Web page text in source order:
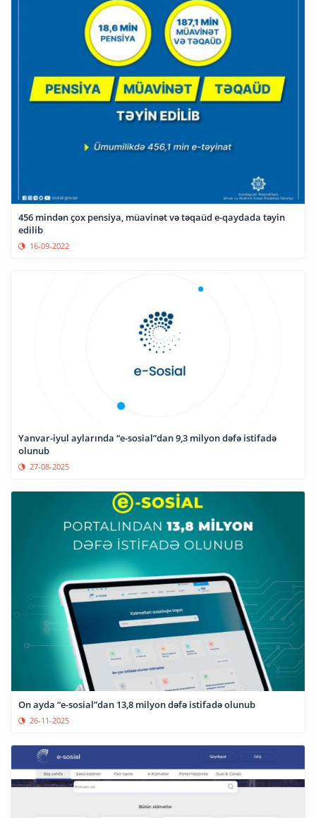
456 mindən çox pensiya, müavinət və təqaüd e-qaydada təyin
edilib
16-09-2022
Yanvar-iyul aylarında “e-sosial”dan 9,3 milyon dəfə istifadə
olunub
27-08-2025
On ayda “e-sosial”dan 13,8 milyon dəfə istifadə olunub
26-11-2025